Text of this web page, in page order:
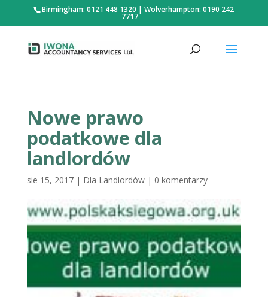
Birmingham: 0121 448 1320 |Wolverhampton: 0190 242
7717
Nowe prawo
podatkowe dla
landlordów
sie 15, 2017| Dla Landlordów| 0 komentarzy